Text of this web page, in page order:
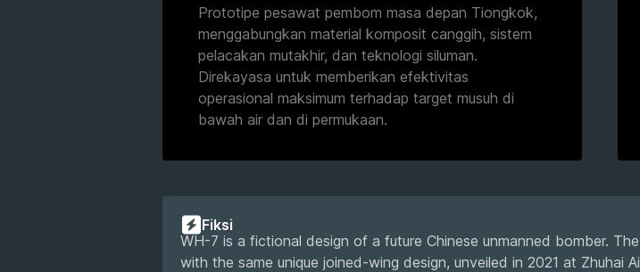
Prototipe pesawat pembom masa depan Tiongkok,
menggabungkan material komposit canggih, sistem
pelacakan mutakhir, dan teknologi siluman.
Direkayasa untuk memberikan efektivitas
operasional maksimum terhadap target musuh di
bawah air dan di permukaan.
Fiksi
WH-7 is a fictional design of a future Chinese unmanned bomber.
with the same unique joined-wing design, unveiled in 2021 at Zhuhai